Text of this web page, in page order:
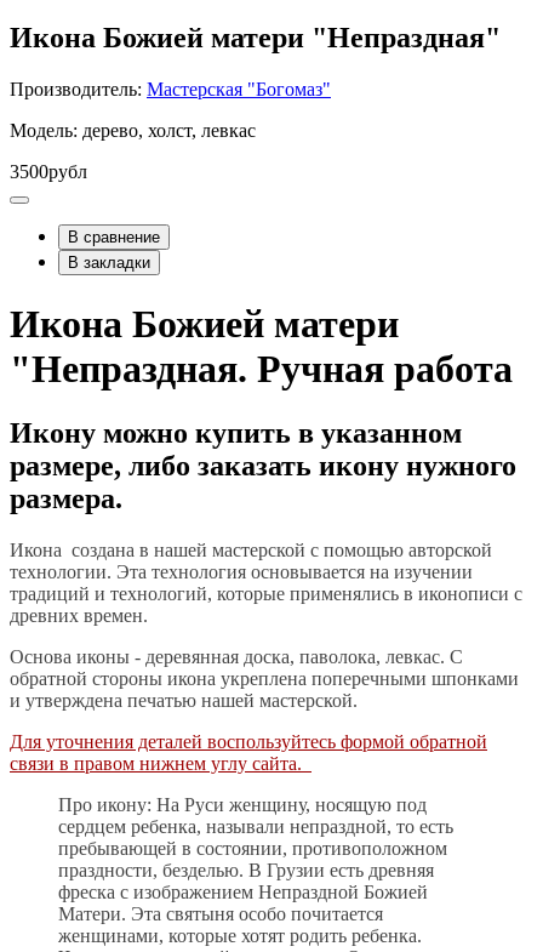
Икона Божией матери "Непраздная"
Производитель: Мастерская "Богомаз"
Модель: дерево, холст, левкас
3500рубл
В сравнение
В закладки
Икона Божией матери
"Непраздная. Ручная работа
Икону можно купить в указанном
размере, либо заказать икону нужного
размера.
Икона создана в нашей мастерской с помощью авторской
технологии. Эта технология основывается на изучении
традиций и технологий, которые применялись в иконописи с
древних времен.
Основа иконы - деревянная доска, паволока, левкас. С
обратной стороны икона укреплена поперечными шпонками
и утверждена печатью нашей мастерской.
Для уточнения деталей воспользуйтесь формой обратной
связи в правом нижнем углу сайта.
Про икону: На Руси женщину, носящую под
сердцем ребенка, называли непраздной, то есть
пребывающей в состоянии, противоположном
праздности, безделью. В Грузии есть древняя
фреска с изображением Непраздной Божией
Матери. Эта святыня особо почитается
женщинами, которые хотят родить ребенка.